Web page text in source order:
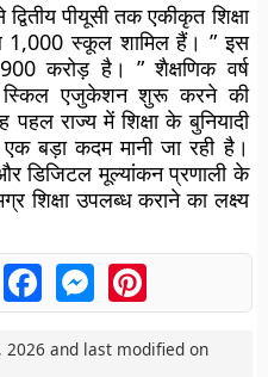
पीयूसी तक एकीकृत शिक्षा
1,000 स्कूल शामिल हैं। ” इस
करोड़ है। ” शैक्षणिक वर्ष
एजुकेशन शुरू करने की
राज्य में शिक्षा के बुनियादी
बड़ा कदम मानी जा रही है।
डिजिटल मूल्यांकन प्रणाली के
शिक्षा उपलब्ध कराने का लक्ष्य
FacebookMessengerPinterest
2026 and last modified on